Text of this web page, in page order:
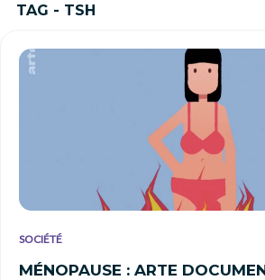
TAG - TSH
SOCIÉTÉ
MÉNOPAUSE : ARTE